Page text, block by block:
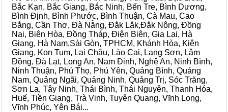
Bắc Kạn, Bắc Giang, Bắc Ninh, Bến Tre, Bình Dương,
Bình Định, Bình Phước, Bình Thuận, Cà Mau, Cao
Bằng, Cần Thơ, Đà Nẵng, Đắk Lắk,Đắk Nông, Đồng
Nai, Biên Hòa, Đồng Tháp, Điện Biên, Gia Lai, Hà
Giang, Hà Nam,Sài Gòn, TPHCM, Khánh Hòa, Kiên
Giang, Kon Tum, Lai Châu, Lào Cai, Lạng Sơn, Lâm
Đồng, Đà Lạt, Long An, Nam Định, Nghệ An, Ninh Bình,
Ninh Thuận, Phú Thọ, Phú Yên, Quảng Bình, Quảng
Nam, Quảng Ngãi, Quảng Ninh, Quảng Trị, Sóc Trăng,
Sơn La, Tây Ninh, Thái Bình, Thái Nguyên, Thanh Hóa,
Huế, Tiền Giang, Trà Vinh, Tuyên Quang, Vĩnh Long,
Vĩnh Phúc, Yên Bái...